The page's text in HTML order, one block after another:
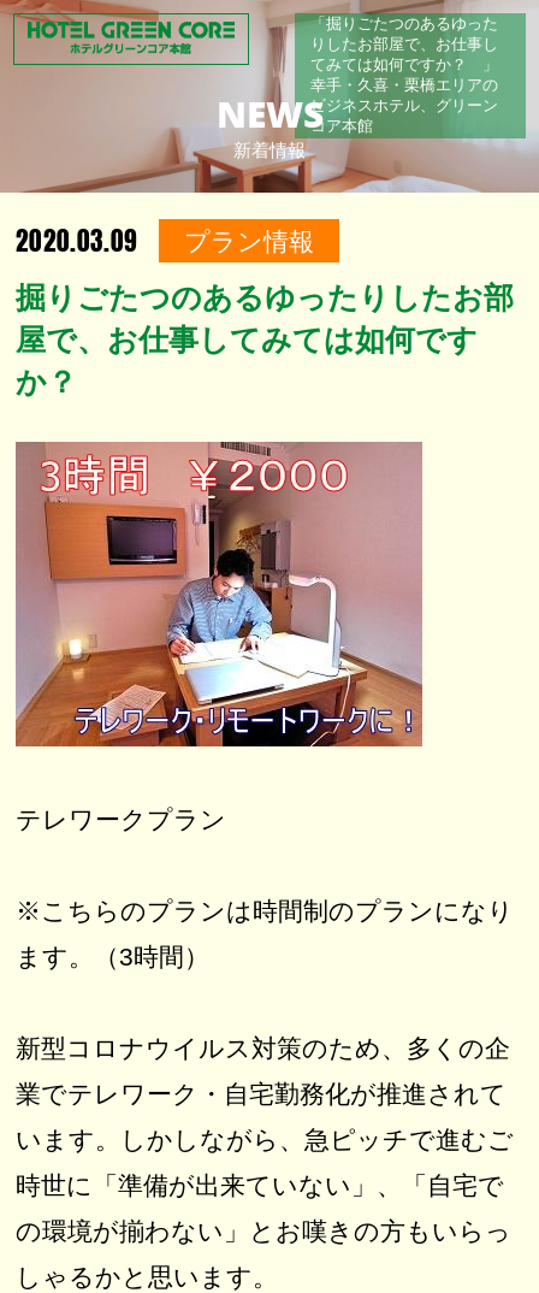
「掘りごたつのあるゆった
りしたお部屋で、お仕事し
てみては如何ですか？ 」
幸手・久喜・栗橋エリアの
ビジネスホテル、グリーン
コア本館
NEWS
新着情報
2020.03.09 プラン情報
掘りごたつのあるゆったりしたお部
屋で、お仕事してみては如何です
か？
テレワークプラン
※こちらのプランは時間制のプランになり
ます。（3時間）
新型コロナウイルス対策のため、多くの企
業でテレワーク・自宅勤務化が推進されて
います。しかしながら、急ピッチで進むご
時世に「準備が出来ていない」、「自宅で
の環境が揃わない」とお嘆きの方もいらっ
しゃるかと思います。